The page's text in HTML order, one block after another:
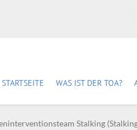
STARTSEITE WAS IST DER TOA?
Stalking